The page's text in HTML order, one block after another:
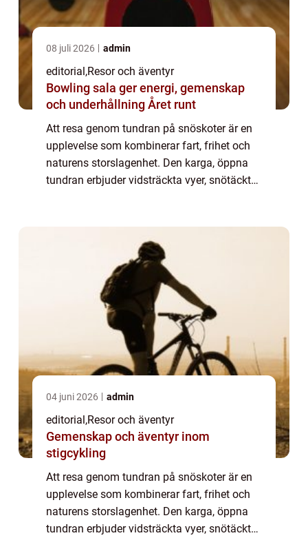
08 juli 2026 admin
editorial,Resor och äventyr
Bowling sala ger energi, gemenskap
och underhållning Året runt
Att resa genom tundran på snöskoter är en
upplevelse som kombinerar fart, frihet och
naturens storslagenhet. Den karga, öppna
tundran erbjuder vidsträckta vyer, snötäckta
04 juni 2026 admin
editorial,Resor och äventyr
Gemenskap och äventyr inom
stigcykling
Att resa genom tundran på snöskoter är en
upplevelse som kombinerar fart, frihet och
naturens storslagenhet. Den karga, öppna
tundran erbjuder vidsträckta vyer, snötäckta